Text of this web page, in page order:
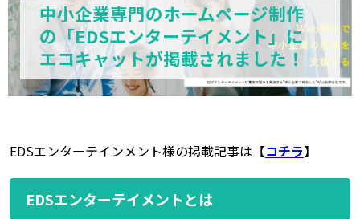
中小企業専門のホームページ制作
の「EDSエンターテイメント」に
エコキャットが掲載されました！
EDSエンターテインメント様の掲載記事は【コチラ】
EDSエンターテイメントとは